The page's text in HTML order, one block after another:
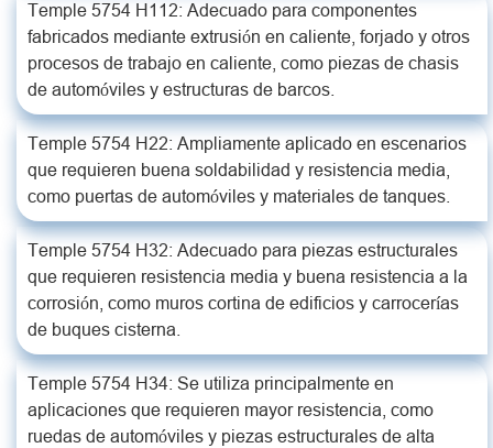
Temple 5754 H112: Adecuado para componentes
fabricados mediante extrusión en caliente, forjado y otros
procesos de trabajo en caliente, como piezas de chasis
de automóviles y estructuras de barcos.
Temple 5754 H22: Ampliamente aplicado en escenarios
que requieren buena soldabilidad y resistencia media,
como puertas de automóviles y materiales de tanques.
Temple 5754 H32: Adecuado para piezas estructurales
que requieren resistencia media y buena resistencia a la
corrosión, como muros cortina de edificios y carrocerías
de buques cisterna.
Temple 5754 H34: Se utiliza principalmente en
aplicaciones que requieren mayor resistencia, como
ruedas de automóviles y piezas estructurales de alta